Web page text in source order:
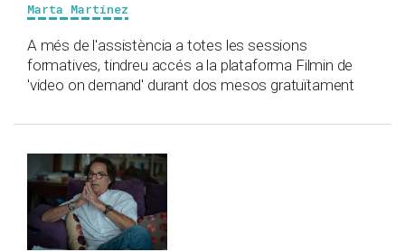
Marta Martínez
A més de l'assistència a totes les sessions
formatives, tindreu accés a la plataforma Filmin de
'video on demand' durant dos mesos gratuïtament